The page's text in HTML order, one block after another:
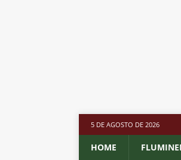
5 DE AGOSTO DE 2026
HOME